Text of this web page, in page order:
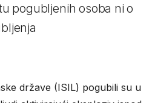
pogubljenih osoba ni o
države (ISIL) pogubili su u